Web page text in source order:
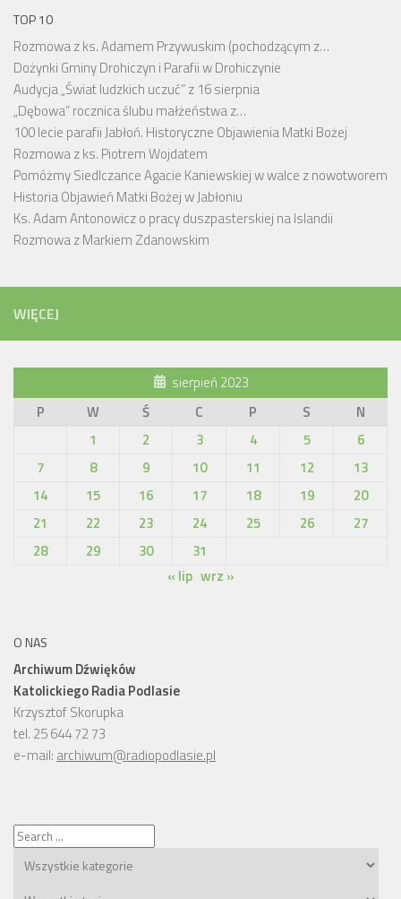
TOP 10
Rozmowa z ks. Adamem Przywuskim (pochodzącym z…
Dożynki Gminy Drohiczyn i Parafii w Drohiczynie
Audycja „Świat ludzkich uczuć” z 16 sierpnia
„Dębowa” rocznica ślubu małżeństwa z…
100 lecie parafii Jabłoń. Historyczne Objawienia Matki Bożej
Rozmowa z ks. Piotrem Wojdatem
Pomóżmy Siedlczance Agacie Kaniewskiej w walce z nowotworem
Historia Objawień Matki Bożej w Jabłoniu
Ks. Adam Antonowicz o pracy duszpasterskiej na Islandii
Rozmowa z Markiem Zdanowskim
WIĘCEJ
sierpień 2023
P
W Ś C P S
N
1
2 3 4 5
6
7
8 9 10 11 12
13
14
15 16 17 18 19
20
21
22 23 24 25 26
27
28
29 30
31
« lip wrz »
O NAS
Archiwum Dźwięków
Katolickiego Radia Podlasie
Krzysztof Skorupka
tel. 25 644 72 73
e-mail: archiwum@radiopodlasie.pl